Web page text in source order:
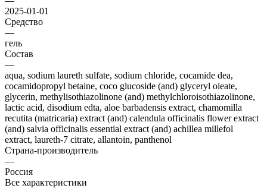
2025-01-01
Средство
—
гель
Состав
—
aqua, sodium laureth sulfate, sodium chloride, cocamide dеа,
сocamidopropyl betaine, coco glucoside (and) glyceryl oleate,
glycerin, methylisothiazolinone (and) methylchloroisothiazolinonе,
lactic acid, disodium edta, aloe barbadensis extract, chamomilla
recutita (matricaria) extract (and) calendula officinalis flower extract
(and) salvia officinalis essential extract (and) achillea millefol
extract, laureth-7 citrate, allantoin, panthenol
Страна-производитель
—
Россия
Все характеристики